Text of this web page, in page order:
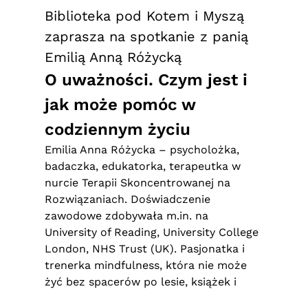
Biblioteka pod Kotem i Myszą
zaprasza na spotkanie z panią
Emilią Anną Różycką
O uważności. Czym jest i
jak może pomóc w
codziennym życiu
Emilia Anna Różycka – psycholożka,
badaczka, edukatorka, terapeutka w
nurcie Terapii Skoncentrowanej na
Rozwiązaniach. Doświadczenie
zawodowe zdobywała m.in. na
University of Reading, University College
London, NHS Trust (UK). Pasjonatka i
trenerka mindfulness, która nie może
żyć bez spacerów po lesie, książek i